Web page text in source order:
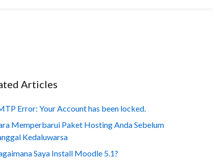
Articles
Error: Your Account has been locked.
Memperbarui Paket Hosting Anda Sebelum
Kedaluwarsa
Saya Install Moodle 5.1?